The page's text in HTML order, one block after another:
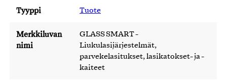
Tyyppi Tuote
Merkkiluvan
nimi
GLASS SMART -
Liukulasijärjestelmät,
parvekelasitukset, lasikatokset- ja -
kaiteet